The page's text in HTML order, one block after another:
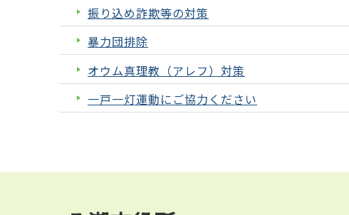
振り込め詐欺等の対策
暴力団排除
オウム真理教（アレフ）対策
一戸一灯運動にご協力ください